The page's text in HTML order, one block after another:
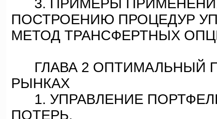
3. ПРИМЕРЫ
ПОСТРОЕНИЮ ПРОЦЕДУР
МЕТОД ТРАНСФЕРТНЫХ
ГЛАВА 2 ОПТИМАЛЬНЫЙ
РЫНКАХ
1. УПРАВЛЕНИЕ
ПОТЕРЬ.